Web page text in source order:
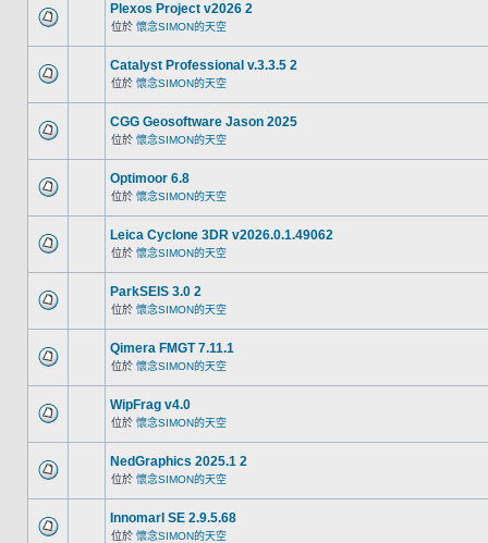
Plexos Project v2026 2
位於 懷念SIMON的天空
Catalyst Professional v.3.3.5 2
位於 懷念SIMON的天空
CGG Geosoftware Jason 2025
位於 懷念SIMON的天空
Optimoor 6.8
位於 懷念SIMON的天空
Leica Cyclone 3DR v2026.0.1.49062
位於 懷念SIMON的天空
ParkSEIS 3.0 2
位於 懷念SIMON的天空
Qimera FMGT 7.11.1
位於 懷念SIMON的天空
WipFrag v4.0
位於 懷念SIMON的天空
NedGraphics 2025.1 2
位於 懷念SIMON的天空
InnomarI SE 2.9.5.68
位於 懷念SIMON的天空